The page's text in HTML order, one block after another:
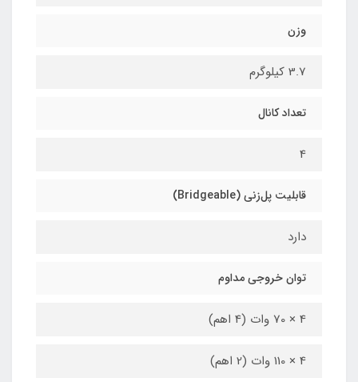
وزن
3.7 کیلوگرم
تعداد کانال
4
قابلیت پل‌زنی (Bridgeable)
دارد
توان خروجی مداوم
4 × 70 وات (4 اهم)
4 × 110 وات (2 اهم)